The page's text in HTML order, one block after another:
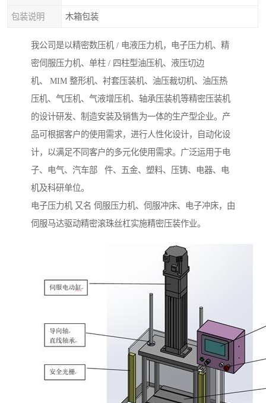
包装说明 木箱包装
我公司是以精密数压机 / 电液压力机，电子压力机、精
密伺服压力机、单柱 / 四柱型油压机、液压切边
机、 MIM 整形机、衬套压装机、油压裁切机、油压热
压机、气压机、气液增压机、轴承压装机等精密压装机
的设计研发、制造安装及销售为一体的生产型企业。产
品可根据客户的使用需求，进行人性化设计，自动化设
计，以满足不同客户的多元化使用需求。广泛运用于电
子、电气、汽车部 件、五金、塑料、压铸、电器、电
机及科研单位。
电子压力机 又名 伺服压力机、伺服冲床、电子冲床，由
伺服马达驱动精密滚珠丝杠实施精密压装作业。